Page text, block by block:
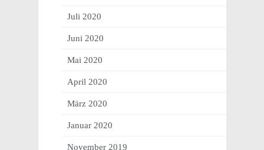
Juli 2020
Juni 2020
Mai 2020
April 2020
März 2020
Januar 2020
November 2019